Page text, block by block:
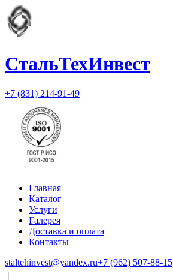
СтальТехИнвест
+7 (831) 214-91-49
Главная
Каталог
Услуги
Галерея
Доставка и оплата
Контакты
staltehinvest@yandex.ru+7 (962) 507-88-15